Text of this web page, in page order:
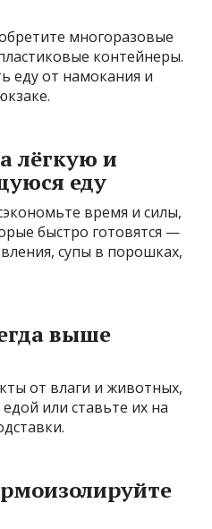
многоразовые
контейнеры.
еду от намокания и
лёгкую и
еду
время и силы,
быстро готовятся —
супы в порошках,
выше
от влаги и животных,
или ставьте их на